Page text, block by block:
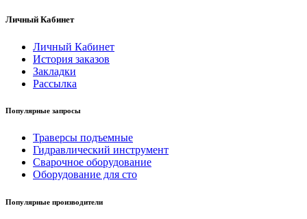
Личный Кабинет
Личный Кабинет
История заказов
Закладки
Рассылка
Популярные запросы
Траверсы подъемные
Гидравлический инструмент
Сварочное оборудование
Оборудование для сто
Популярные производители